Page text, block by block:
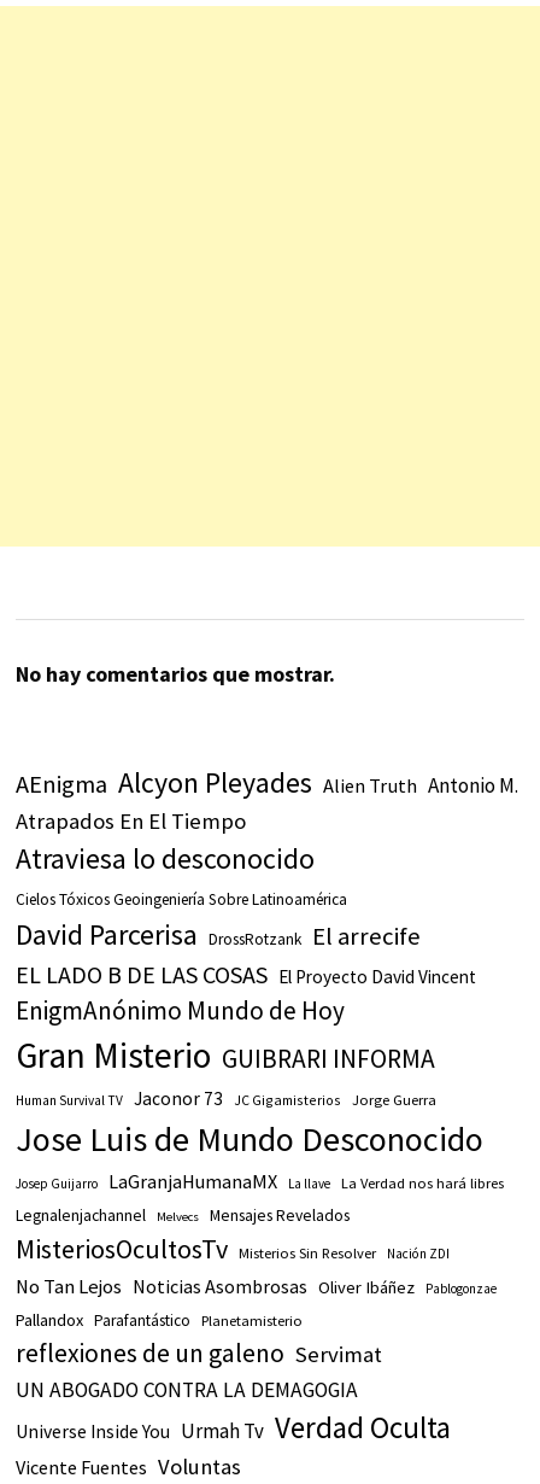
No hay comentarios que mostrar.
AEnigma Alcyon Pleyades Alien Truth Antonio M.
Atrapados En El Tiempo
Atraviesa lo desconocido
Cielos Tóxicos Geoingeniería Sobre Latinoamérica
David Parcerisa DrossRotzank El arrecife
EL LADO B DE LAS COSAS El Proyecto David Vincent
EnigmAnónimo Mundo de Hoy
Gran Misterio GUIBRARI INFORMA
Human Survival TV Jaconor 73 JC Gigamisterios Jorge Guerra
Jose Luis de Mundo Desconocido
Josep Guijarro LaGranjaHumanaMX La llave La Verdad nos hará libres
Legnalenjachannel Melvecs Mensajes Revelados
MisteriosOcultosTv Misterios Sin Resolver Nación ZDI
No Tan Lejos Noticias Asombrosas Oliver Ibáñez Pablogonzae
Pallandox Parafantástico Planetamisterio
reflexiones de un galeno Servimat
UN ABOGADO CONTRA LA DEMAGOGIA
Universe Inside You Urmah Tv Verdad Oculta
Vicente Fuentes Voluntas